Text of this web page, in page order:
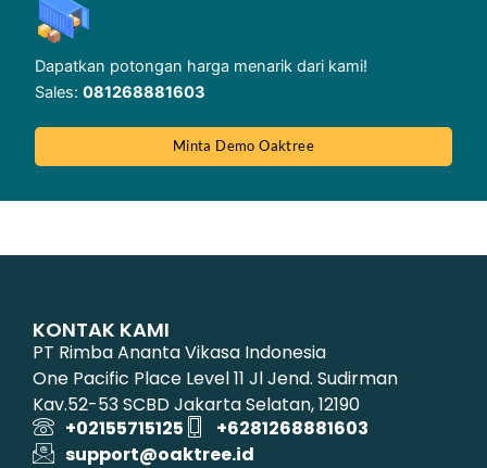
Dapatkan potongan harga menarik dari kami!
Sales: 081268881603
Minta Demo Oaktree
KONTAK KAMI
PT Rimba Ananta Vikasa Indonesia
One Pacific Place Level 11 Jl Jend. Sudirman
Kav.52-53 SCBD Jakarta Selatan, 12190
+02155715125
+6281268881603
support@oaktree.id